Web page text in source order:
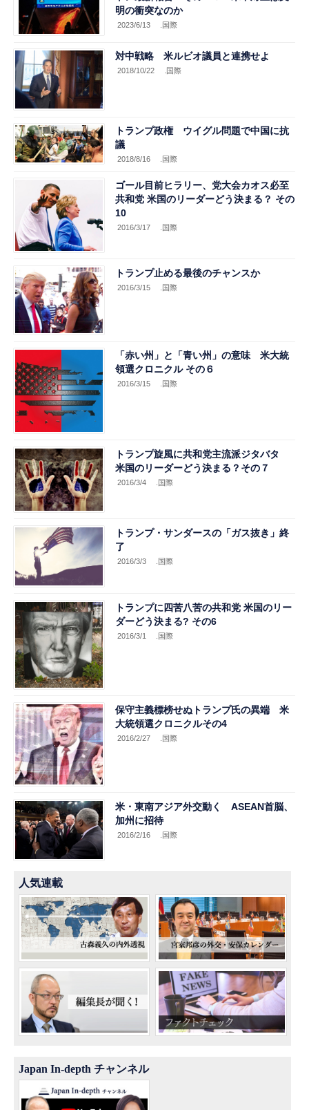
明の衝突なのか
2023/6/13 .国際
対中戦略 米ルビオ議員と連携せよ
2018/10/22 .国際
トランプ政権 ウイグル問題で中国に抗
議
2018/8/16 .国際
ゴール目前ヒラリー、党大会カオス必至
共和党 米国のリーダーどう決まる？ その
10
2016/3/17 .国際
トランプ止める最後のチャンスか
2016/3/15 .国際
「赤い州」と「青い州」の意味 米大統
領選クロニクル その６
2016/3/15 .国際
トランプ旋風に共和党主流派ジタバタ
米国のリーダーどう決まる？その７
2016/3/4 .国際
トランプ・サンダースの「ガス抜き」終
了
2016/3/3 .国際
トランプに四苦八苦の共和党 米国のリー
ダーどう決まる? その6
2016/3/1 .国際
保守主義標榜せぬトランプ氏の異端 米
大統領選クロニクルその4
2016/2/27 .国際
米・東南アジア外交動く ASEAN首脳、
加州に招待
2016/2/16 .国際
人気連載
Japan In-depth チャンネル